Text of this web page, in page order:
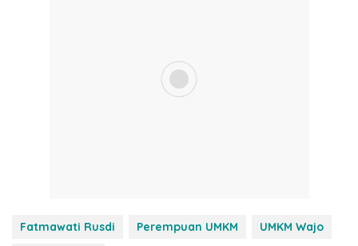
Fatmawati Rusdi Perempuan UMKM UMKM Wajo